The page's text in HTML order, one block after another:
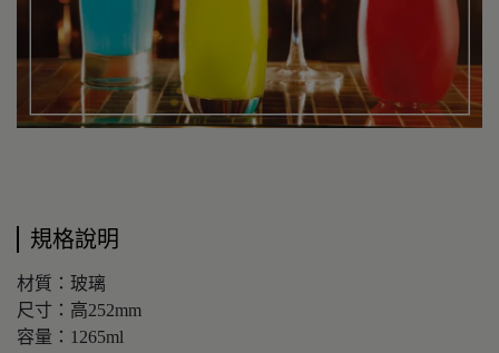
規格說明
材質：玻璃
尺寸：高252mm
容量：1265ml